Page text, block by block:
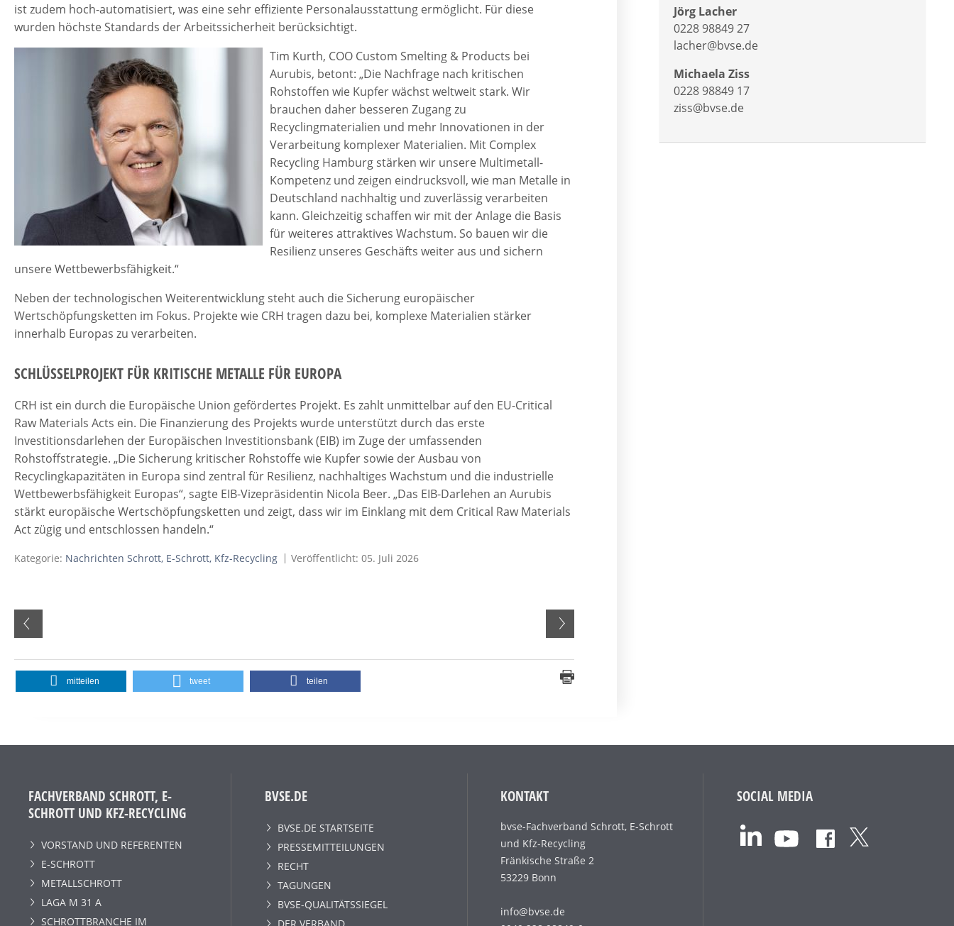
ist zudem hoch-automatisiert, was eine sehr effiziente Personalausstattung ermöglicht. Für diese
wurden höchste Standards der Arbeitssicherheit berücksichtigt.
Tim Kurth, COO Custom Smelting & Products bei
Aurubis, betont: „Die Nachfrage nach kritischen
Rohstoffen wie Kupfer wächst weltweit stark. Wir
brauchen daher besseren Zugang zu
Recyclingmaterialien und mehr Innovationen in der
Verarbeitung komplexer Materialien. Mit Complex
Recycling Hamburg stärken wir unsere Multimetall-
Kompetenz und zeigen eindrucksvoll, wie man Metalle in
Deutschland nachhaltig und zuverlässig verarbeiten
kann. Gleichzeitig schaffen wir mit der Anlage die Basis
für weiteres attraktives Wachstum. So bauen wir die
Resilienz unseres Geschäfts weiter aus und sichern
unsere Wettbewerbsfähigkeit.“
Neben der technologischen Weiterentwicklung steht auch die Sicherung europäischer
Wertschöpfungsketten im Fokus. Projekte wie CRH tragen dazu bei, komplexe Materialien stärker
innerhalb Europas zu verarbeiten.
SCHLÜSSELPROJEKT FÜR KRITISCHE METALLE FÜR EUROPA
CRH ist ein durch die Europäische Union gefördertes Projekt. Es zahlt unmittelbar auf den EU-Critical
Raw Materials Acts ein. Die Finanzierung des Projekts wurde unterstützt durch das erste
Investitionsdarlehen der Europäischen Investitionsbank (EIB) im Zuge der umfassenden
Rohstoffstrategie. „Die Sicherung kritischer Rohstoffe wie Kupfer sowie der Ausbau von
Recyclingkapazitäten in Europa sind zentral für Resilienz, nachhaltiges Wachstum und die industrielle
Wettbewerbsfähigkeit Europas“, sagte EIB-Vizepräsidentin Nicola Beer. „Das EIB-Darlehen an Aurubis
stärkt europäische Wertschöpfungsketten und zeigt, dass wir im Einklang mit dem Critical Raw Materials
Act zügig und entschlossen handeln.“
Kategorie: Nachrichten Schrott, E-Schrott, Kfz-Recycling Veröffentlicht: 05. Juli 2026
mitteilen tweet teilen
Jörg Lacher
0228 98849 27
lacher@bvse.de
Michaela Ziss
0228 98849 17
ziss@bvse.de
FACHVERBAND SCHROTT, E-
SCHROTT UND KFZ-RECYCLING
VORSTAND UND REFERENTEN
E-SCHROTT
METALLSCHROTT
LAGA M 31 A
SCHROTTBRANCHE IM
BVSE.DE
BVSE.DE STARTSEITE
PRESSEMITTEILUNGEN
RECHT
TAGUNGEN
BVSE-QUALITÄTSSIEGEL
DER VERBAND
KONTAKT
bvse-Fachverband Schrott, E-Schrott
und Kfz-Recycling
Fränkische Straße 2
53229 Bonn
info@bvse.de
SOCIAL MEDIA